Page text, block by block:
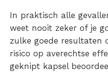
In praktisch alle
weet nooit zeker of je
zulke goede resultaten
risico op averechtse
geknipt kapsel